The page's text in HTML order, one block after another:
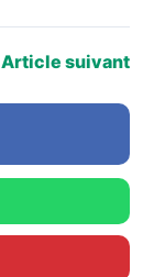
Article suivant